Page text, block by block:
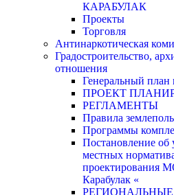
КАРАБУЛАК
Проекты
Торговля
Антинаркотическая
Градостроительство,
отношения
Генеральный план
ПРОЕКТ
РЕГЛАМЕНТЫ
Правила
Программы
Постановление
местных
проектирования
Карабулак «